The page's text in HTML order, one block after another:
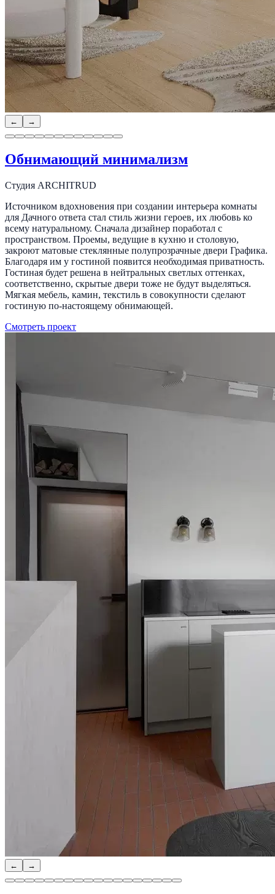
← →
Обнимающий минимализм
Студия ARCHITRUD
Источником вдохновения при создании интерьера комнаты
для Дачного ответа стал стиль жизни героев, их любовь ко
всему натуральному. Сначала дизайнер поработал с
пространством. Проемы, ведущие в кухню и столовую,
закроют матовые стеклянные полупрозрачные двери Графика.
Благодаря им у гостиной появится необходимая приватность.
Гостиная будет решена в нейтральных светлых оттенках,
соответственно, скрытые двери тоже не будут выделяться.
Мягкая мебель, камин, текстиль в совокупности сделают
гостиную по-настоящему обнимающей.
Смотреть проект
← →